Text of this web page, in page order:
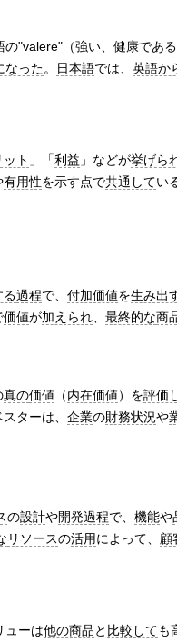
の"valere"（強い、健康であ
なった。 日本語では、 英語か
ット 」「利益 」などが挙げら
有用性を示す点で共通してい
る過程で、 付加価値を生み出
価値が加えられ、 最終的な商
真の価値 （内在価値）を評価
ターは、 企業の財務状況や
の設計や開発過程で、 機能や
リソースの活用によって、 顧
ューは他の商品と 比較しても